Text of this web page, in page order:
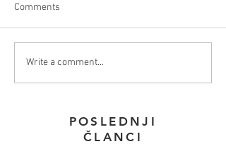
Kada Photoshop, a kada
Comments
Write a comment...
POSLEDNJI
ČLANCI